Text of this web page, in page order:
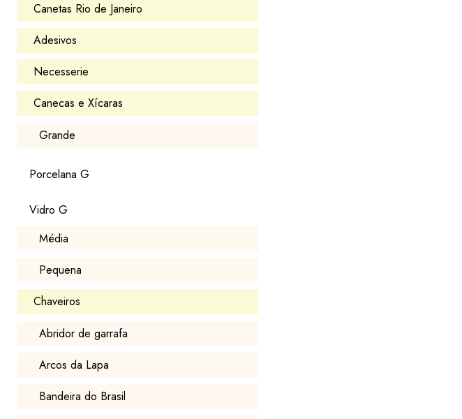
Canetas Rio de Janeiro
Adesivos
Necesserie
Canecas e Xícaras
Grande
Porcelana G
Vidro G
Média
Pequena
Chaveiros
Abridor de garrafa
Arcos da Lapa
Bandeira do Brasil